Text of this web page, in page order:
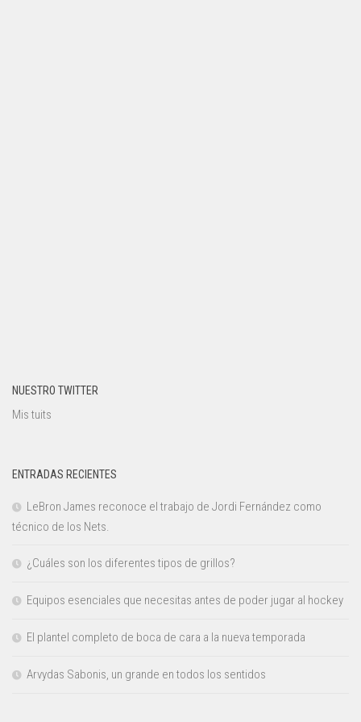
NUESTRO TWITTER
Mis tuits
ENTRADAS RECIENTES
LeBron James reconoce el trabajo de Jordi Fernández como
técnico de los Nets.
¿Cuáles son los diferentes tipos de grillos?
Equipos esenciales que necesitas antes de poder jugar al hockey
El plantel completo de boca de cara a la nueva temporada
Arvydas Sabonis, un grande en todos los sentidos